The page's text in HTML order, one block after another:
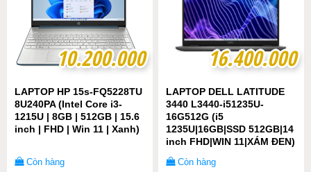
10.200.000
10.200.000
LAPTOP HP 15s-FQ5228TU
8U240PA (Intel Core i3-
1215U | 8GB | 512GB | 15.6
inch | FHD | Win 11 | Xanh)
Còn hàng
16.400.000
16.400.000
LAPTOP DELL LATITUDE
3440 L3440-i51235U-
16G512G (i5
1235U|16GB|SSD 512GB|14
inch FHD|WIN 11|XÁM ĐEN)
Còn hàng